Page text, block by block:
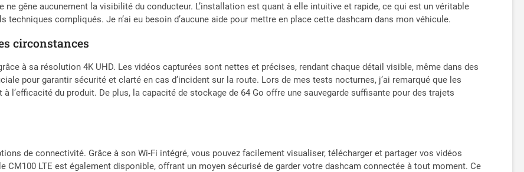
ne gêne aucunement la visibilité du conducteur. L’installation est quant à elle intuitive et rapide, ce qui est un véritable
techniques compliqués. Je n’ai eu besoin d’aucune aide pour mettre en place cette dashcam dans mon véhicule.
circonstances
à sa résolution 4K UHD. Les vidéos capturées sont nettes et précises, rendant chaque détail visible, même dans des
pour garantir sécurité et clarté en cas d’incident sur la route. Lors de mes tests nocturnes, j’ai remarqué que les
l’efficacité du produit. De plus, la capacité de stockage de 64 Go offre une sauvegarde suffisante pour des trajets
de connectivité. Grâce à son Wi-Fi intégré, vous pouvez facilement visualiser, télécharger et partager vos vidéos
CM100 LTE est également disponible, offrant un moyen sécurisé de garder votre dashcam connectée à tout moment. Ce